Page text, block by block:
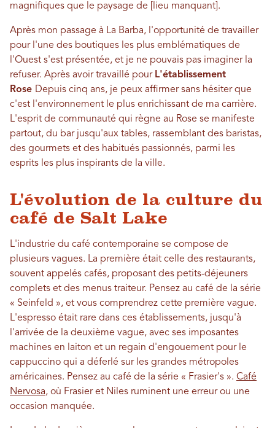
magnifiques que le paysage de [lieu manquant].
Après mon passage à La Barba, l'opportunité de travailler
pour l'une des boutiques les plus emblématiques de
l'Ouest s'est présentée, et je ne pouvais pas imaginer la
refuser. Après avoir travaillé pour L'établissement
Rose Depuis cinq ans, je peux affirmer sans hésiter que
c'est l'environnement le plus enrichissant de ma carrière.
L'esprit de communauté qui règne au Rose se manifeste
partout, du bar jusqu'aux tables, rassemblant des baristas,
des gourmets et des habitués passionnés, parmi les
esprits les plus inspirants de la ville.
L'évolution de la culture du
café de Salt Lake
L'industrie du café contemporaine se compose de
plusieurs vagues. La première était celle des restaurants,
souvent appelés cafés, proposant des petits-déjeuners
complets et des menus traiteur. Pensez au café de la série
« Seinfeld », et vous comprendrez cette première vague.
L'espresso était rare dans ces établissements, jusqu'à
l'arrivée de la deuxième vague, avec ses imposantes
machines en laiton et un regain d'engouement pour le
cappuccino qui a déferlé sur les grandes métropoles
américaines. Pensez au café de la série « Frasier's ». Café
Nervosa, où Frasier et Niles ruminent une erreur ou une
occasion manquée.